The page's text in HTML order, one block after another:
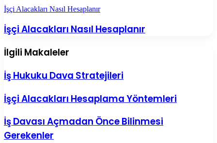
İşçi Alacakları Nasıl Hesaplanır
İşçi Alacakları Nasıl Hesaplanır
İlgili Makaleler
İş Hukuku Dava Stratejileri
İşçi Alacakları Hesaplama Yöntemleri
İş Davası Açmadan Önce Bilinmesi
Gerekenler